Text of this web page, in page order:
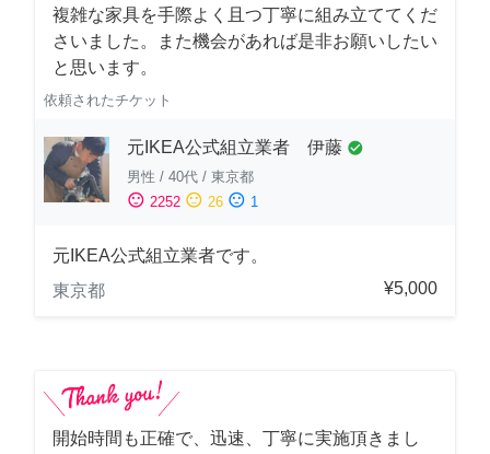
複雑な家具を手際よく且つ丁寧に組み立ててくだ
さいました。また機会があれば是非お願いしたい
と思います。
依頼されたチケット
元IKEA公式組立業者 伊藤 check_circle
男性 / 40代 / 東京都
sentiment_satisfied 2252 sentiment_neutral 26 sentiment_dissatisfied 1
元IKEA公式組立業者です。
東京都
¥5,000
開始時間も正確で、迅速、丁寧に実施頂きまし